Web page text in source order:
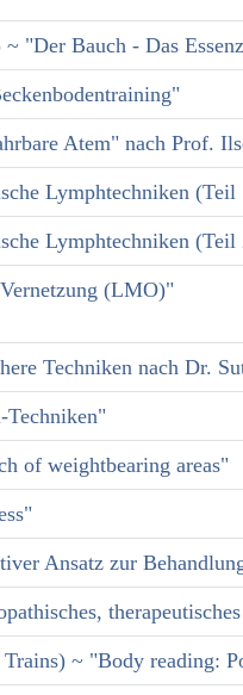
"Der Bauch - Das
Atem" nach Prof.
Lymphtechniken (Teil
Lymphtechniken (Teil
(LMO)"
Techniken nach Dr.
of weightbearing areas"
Ansatz zur
~ "Body reading: